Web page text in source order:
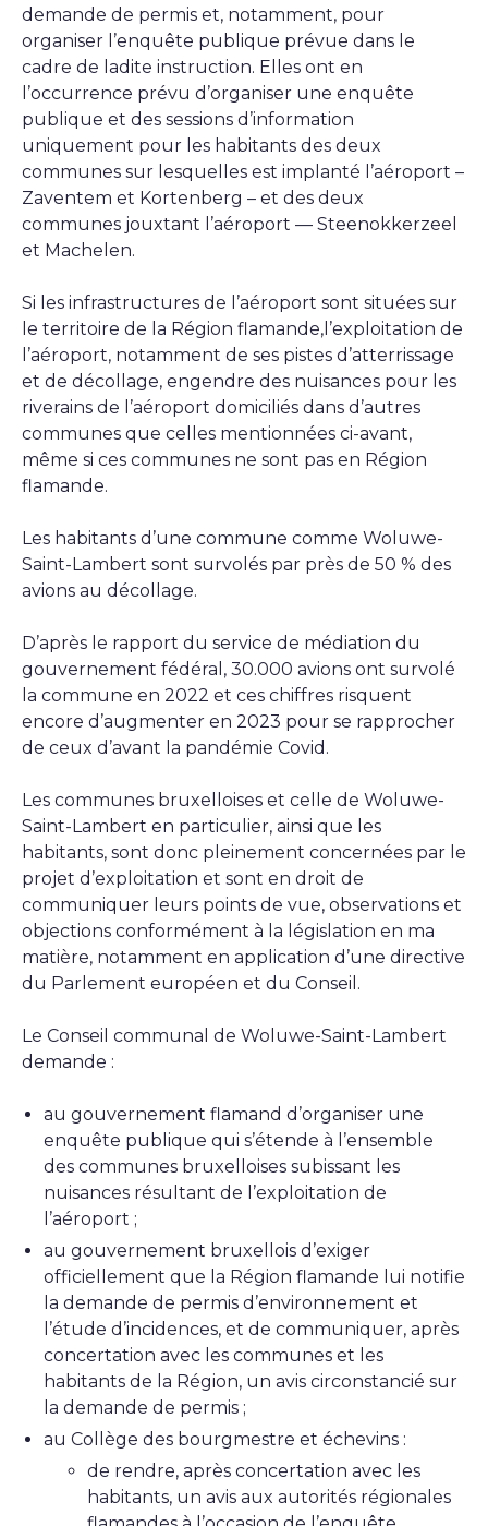
demande de permis et, notamment, pour
organiser l’enquête publique prévue dans le
cadre de ladite instruction. Elles ont en
l’occurrence prévu d’organiser une enquête
publique et des sessions d’information
uniquement pour les habitants des deux
communes sur lesquelles est implanté l’aéroport –
Zaventem et Kortenberg – et des deux
communes jouxtant l’aéroport — Steenokkerzeel
et Machelen.
Si les infrastructures de l’aéroport sont situées sur
le territoire de la Région flamande,l’exploitation de
l’aéroport, notamment de ses pistes d’atterrissage
et de décollage, engendre des nuisances pour les
riverains de l’aéroport domiciliés dans d’autres
communes que celles mentionnées ci-avant,
même si ces communes ne sont pas en Région
flamande.
Les habitants d’une commune comme Woluwe-
Saint-Lambert sont survolés par près de 50 % des
avions au décollage.
D’après le rapport du service de médiation du
gouvernement fédéral, 30.000 avions ont survolé
la commune en 2022 et ces chiffres risquent
encore d’augmenter en 2023 pour se rapprocher
de ceux d’avant la pandémie Covid.
Les communes bruxelloises et celle de Woluwe-
Saint-Lambert en particulier, ainsi que les
habitants, sont donc pleinement concernées par le
projet d’exploitation et sont en droit de
communiquer leurs points de vue, observations et
objections conformément à la législation en ma
matière, notamment en application d’une directive
du Parlement européen et du Conseil.
Le Conseil communal de Woluwe-Saint-Lambert
demande :
au gouvernement flamand d’organiser une
enquête publique qui s’étende à l’ensemble
des communes bruxelloises subissant les
nuisances résultant de l’exploitation de
l’aéroport ;
au gouvernement bruxellois d’exiger
officiellement que la Région flamande lui notifie
la demande de permis d’environnement et
l’étude d’incidences, et de communiquer, après
concertation avec les communes et les
habitants de la Région, un avis circonstancié sur
la demande de permis ;
au Collège des bourgmestre et échevins :
de rendre, après concertation avec les
habitants, un avis aux autorités régionales